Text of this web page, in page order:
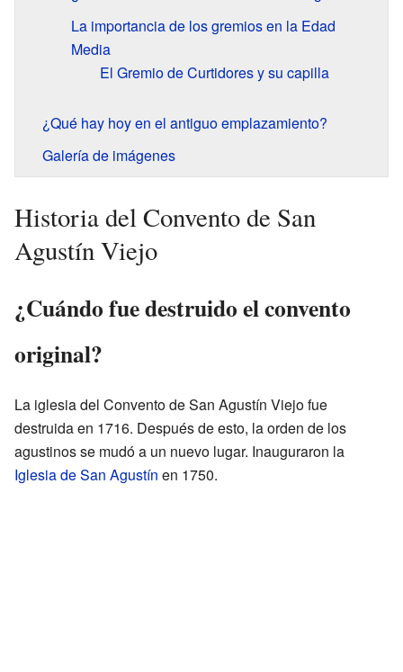
La importancia de los gremios en la Edad
Media
El Gremio de Curtidores y su capilla
¿Qué hay hoy en el antiguo emplazamiento?
Galería de imágenes
Historia del Convento de San
Agustín Viejo
¿Cuándo fue destruido el convento
original?
La iglesia del Convento de San Agustín Viejo fue
destruida en 1716. Después de esto, la orden de los
agustinos se mudó a un nuevo lugar. Inauguraron la
Iglesia de San Agustín en 1750.